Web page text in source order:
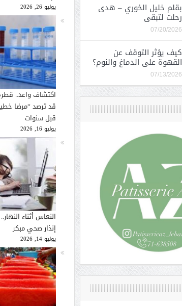
يوليو 26, 2026
اكتشاف واعد..
قد ترصد “مرضا
قبل سنوات
يوليو 16, 2026
النعاس أثناء
إنذار صحي مبكر
يوليو 14, 2026
بقلم خليل الخوري – هدى
رحلت لتبقى
07/20/2026
كيف يؤثر التوقف عن
القهوة على الدماغ والنوم؟
07/13/2026